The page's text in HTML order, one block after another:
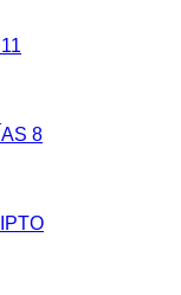
8